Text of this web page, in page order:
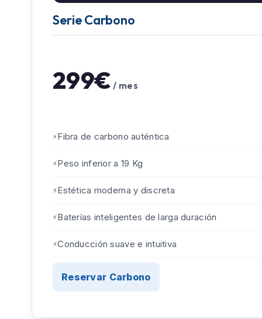
Serie Carbono
299€ / mes
Fibra de carbono auténtica
Peso inferior a 19 Kg
Estética moderna y discreta
Baterías inteligentes de larga duración
Conducción suave e intuitiva
Reservar Carbono